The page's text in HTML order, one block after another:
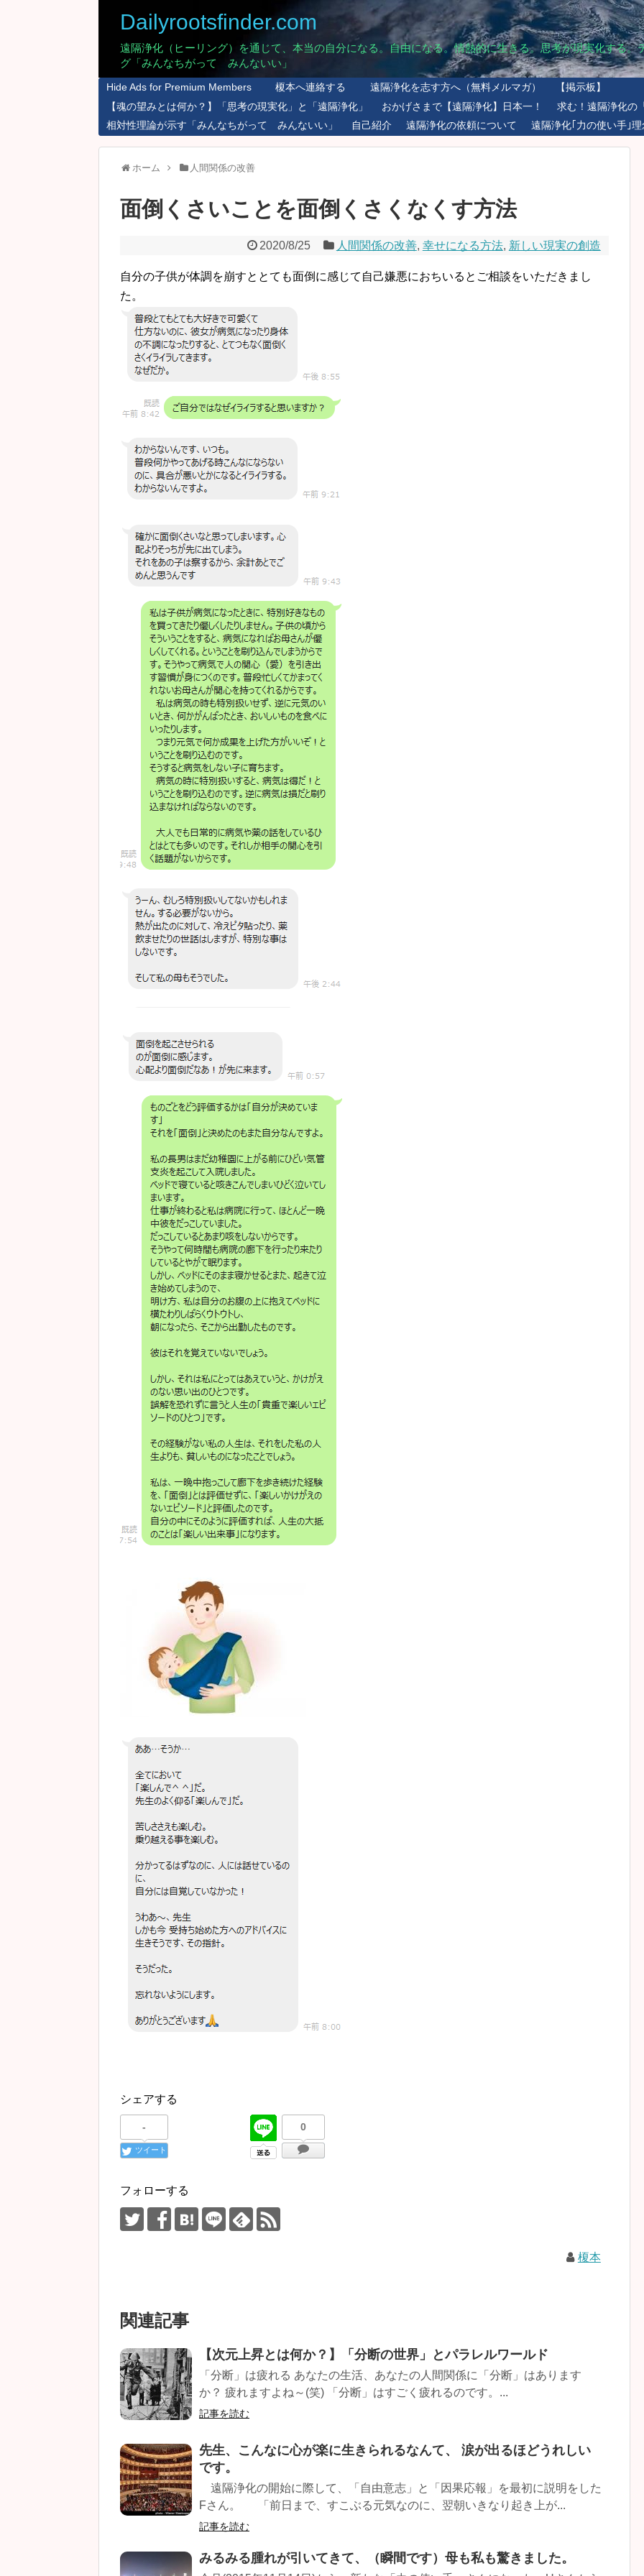
Dailyrootsfinder.com
遠隔浄化（ヒーリング）を通じて、本当の自分になる。自由になる。情熱的に生きる。思考が現実化する
グ「みんなちがって みんないい」
Hide Ads for Premium Members 榎本へ連絡する 遠隔浄化を志す方へ（無料メルマガ）
【掲示板】
【魂の望みとは何か？】「思考の現実化」と「遠隔浄化」
おかげさまで【遠隔浄化】日本一！
求む！遠隔浄化の
相対性理論が示す「みんなちがって みんないい」
自己紹介 遠隔浄化の依頼について 遠隔浄化｢力の使い手｣
ホーム 人間関係の改善
面倒くさいことを面倒くさくなくす方法
2020/8/25 人間関係の改善, 幸せになる方法, 新しい現実の創造
自分の子供が体調を崩すととても面倒に感じて自己嫌悪におちいるとご相談をいただきまし
た。
シェアする
-
ツイート
0
フォローする
榎本
関連記事
【次元上昇とは何か？】「分断の世界」とパラレルワールド
「分断」は疲れる あなたの生活、あなたの人間関係に「分断」はあります
か？ 疲れますよね～(笑) 「分断」はすごく疲れるのです。...
記事を読む
先生、こんなに心が楽に生きられるなんて、 涙が出るほどうれしい
です。
遠隔浄化の開始に際して、「自由意志」と「因果応報」を最初に説明をした
Fさん。 「前日まで、すこぶる元気なのに、翌朝いきなり起き上が...
記事を読む
みるみる腫れが引いてきて、（瞬間です）母も私も驚きました。